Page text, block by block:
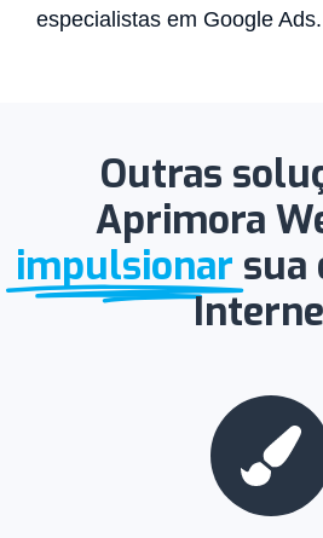
especialistas em Google Ads.
Outras
Aprimora
impulsionar sua